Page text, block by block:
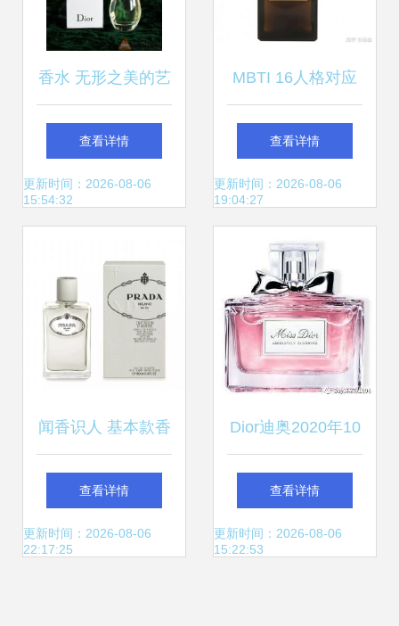
香水 无形之美的艺
术
查看详情
更新时间：2026-08-06
15:54:32
MBTI 16人格对应
的香氛美学 你的性
格是什么香水？
查看详情
更新时间：2026-08-06
19:04:27
闻香识人 基本款香
水与处男的微妙关
联
查看详情
更新时间：2026-08-06
22:17:25
Dior迪奥2020年10
月免税香水报价详
解 奢华香氛也需价
查看详情
更新时间：2026-08-06
15:22:53